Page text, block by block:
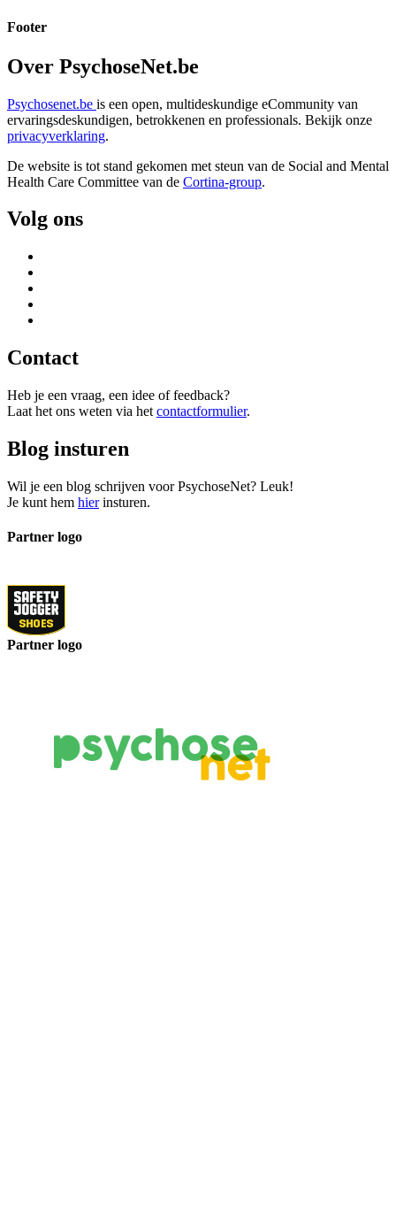
Lees verder
Footer
Over PsychoseNet.be
Psychosenet.be
is een open, multideskundige eCommunity van
ervaringsdeskundigen, betrokkenen en professionals. Bekijk onze
privacyverklaring.
De website is tot stand gekomen met steun van de
Health Care Committee van de
Volg ons
Contact
Heb je een vraag, een idee of feedback?
Laat het ons weten via het
Blog insturen
Wil je een blog schrijven voor PsychoseNet? Leuk!
Je kunt hemhier